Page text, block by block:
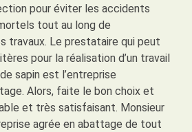
pour éviter les accidents
tout au long de
travaux. Le prestataire qui peut
pour la réalisation d’un travail
sapin est l’entreprise
Alors, faite le bon choix et
et très satisfaisant. Monsieur
agrée en abattage de tout